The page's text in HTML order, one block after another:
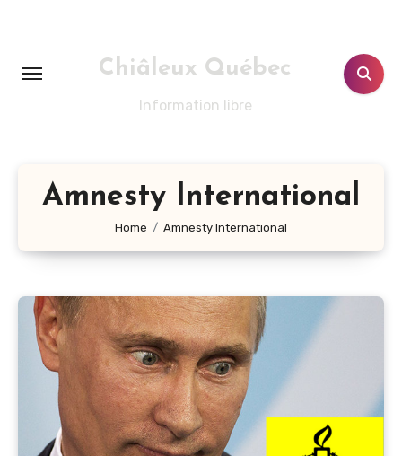
Chiâleux Québec
Information libre
Amnesty International
Home Amnesty International